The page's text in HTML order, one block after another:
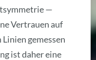
—
Vertrauen auf
gemessen
ist daher eine